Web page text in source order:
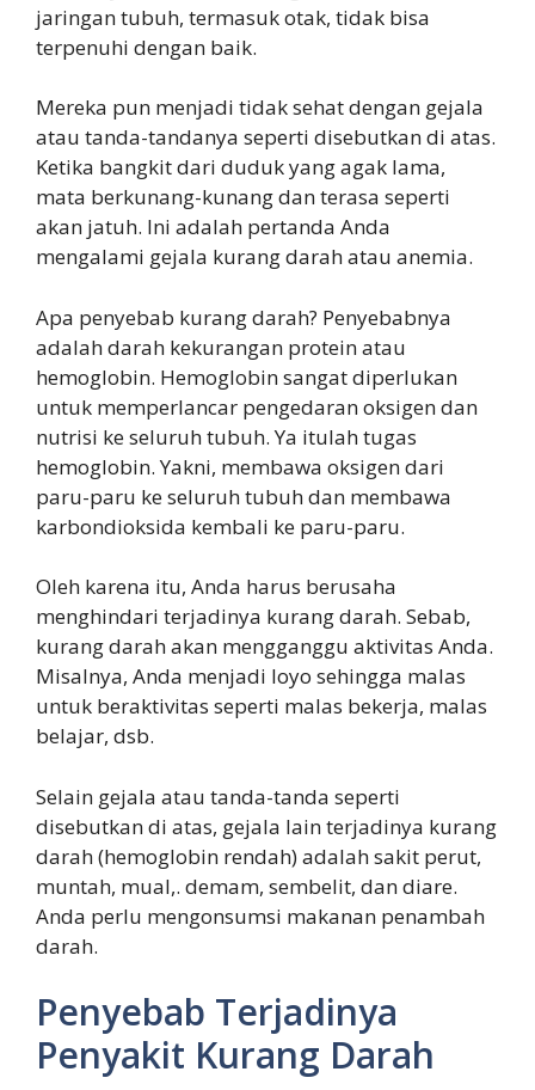
jaringan tubuh, termasuk otak, tidak bisa
terpenuhi dengan baik.
Mereka pun menjadi tidak sehat dengan gejala
atau tanda-tandanya seperti disebutkan di atas.
Ketika bangkit dari duduk yang agak lama,
mata berkunang-kunang dan terasa seperti
akan jatuh. Ini adalah pertanda Anda
mengalami gejala kurang darah atau anemia.
Apa penyebab kurang darah? Penyebabnya
adalah darah kekurangan protein atau
hemoglobin. Hemoglobin sangat diperlukan
untuk memperlancar pengedaran oksigen dan
nutrisi ke seluruh tubuh. Ya itulah tugas
hemoglobin. Yakni, membawa oksigen dari
paru-paru ke seluruh tubuh dan membawa
karbondioksida kembali ke paru-paru.
Oleh karena itu, Anda harus berusaha
menghindari terjadinya kurang darah. Sebab,
kurang darah akan mengganggu aktivitas Anda.
Misalnya, Anda menjadi loyo sehingga malas
untuk beraktivitas seperti malas bekerja, malas
belajar, dsb.
Selain gejala atau tanda-tanda seperti
disebutkan di atas, gejala lain terjadinya kurang
darah (hemoglobin rendah) adalah sakit perut,
muntah, mual,. demam, sembelit, dan diare.
Anda perlu mengonsumsi makanan penambah
darah.
Penyebab Terjadinya
Penyakit Kurang Darah